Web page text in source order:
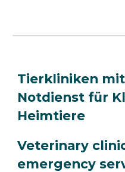
Tierkliniken
Notdienst für
Heimtiere
Veterinary
emergency